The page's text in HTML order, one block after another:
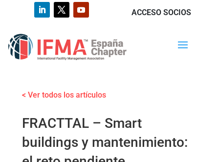
ACCESO SOCIOS
< Ver todos los artículos
FRACTTAL – Smart
buildings y mantenimiento: